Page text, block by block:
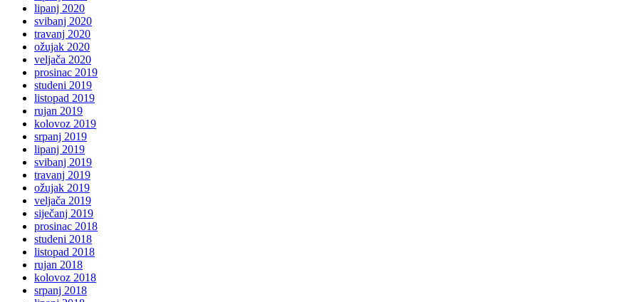
lipanj 2020
svibanj 2020
travanj 2020
ožujak 2020
veljača 2020
prosinac 2019
studeni 2019
listopad 2019
rujan 2019
kolovoz 2019
srpanj 2019
lipanj 2019
svibanj 2019
travanj 2019
ožujak 2019
veljača 2019
siječanj 2019
prosinac 2018
studeni 2018
listopad 2018
rujan 2018
kolovoz 2018
srpanj 2018